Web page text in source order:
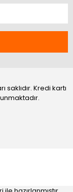
saklıdır. Kredi kartı